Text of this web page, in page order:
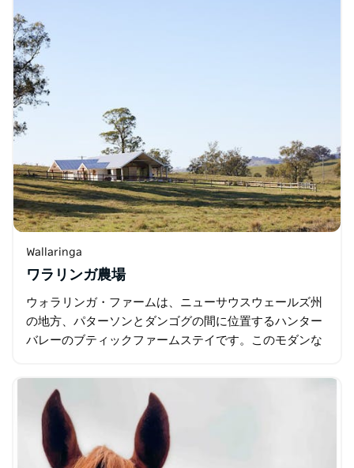
Wallaringa
ワラリンガ農場
ウォラリンガ・ファームは、ニューサウスウェールズ州
の地方、パターソンとダンゴグの間に位置するハンター
バレーのブティックファームステイです。このモダンな
だけ…